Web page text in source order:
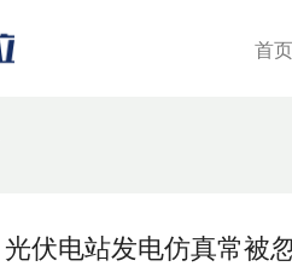
首页
光伏电站发电仿真常被